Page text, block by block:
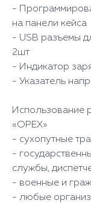
-
на панели кейса
- USB разъемы
2шт
- Индикатор
- Указатель
Использование
«ОРЕХ»
- сухопутные
-
службы,
- военные и
- любые